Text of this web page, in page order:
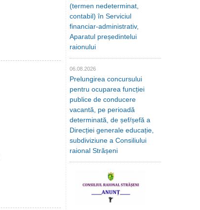
(termen nedeterminat,
contabil) în Serviciul
financiar-administrativ,
Aparatul președintelui
raionului
06.08.2026
Prelungirea concursului
pentru ocuparea funcției
publice de conducere
vacantă, pe perioadă
determinată, de șef/șefă a
Direcției generale educație,
subdiviziune a Consiliului
raional Strășeni